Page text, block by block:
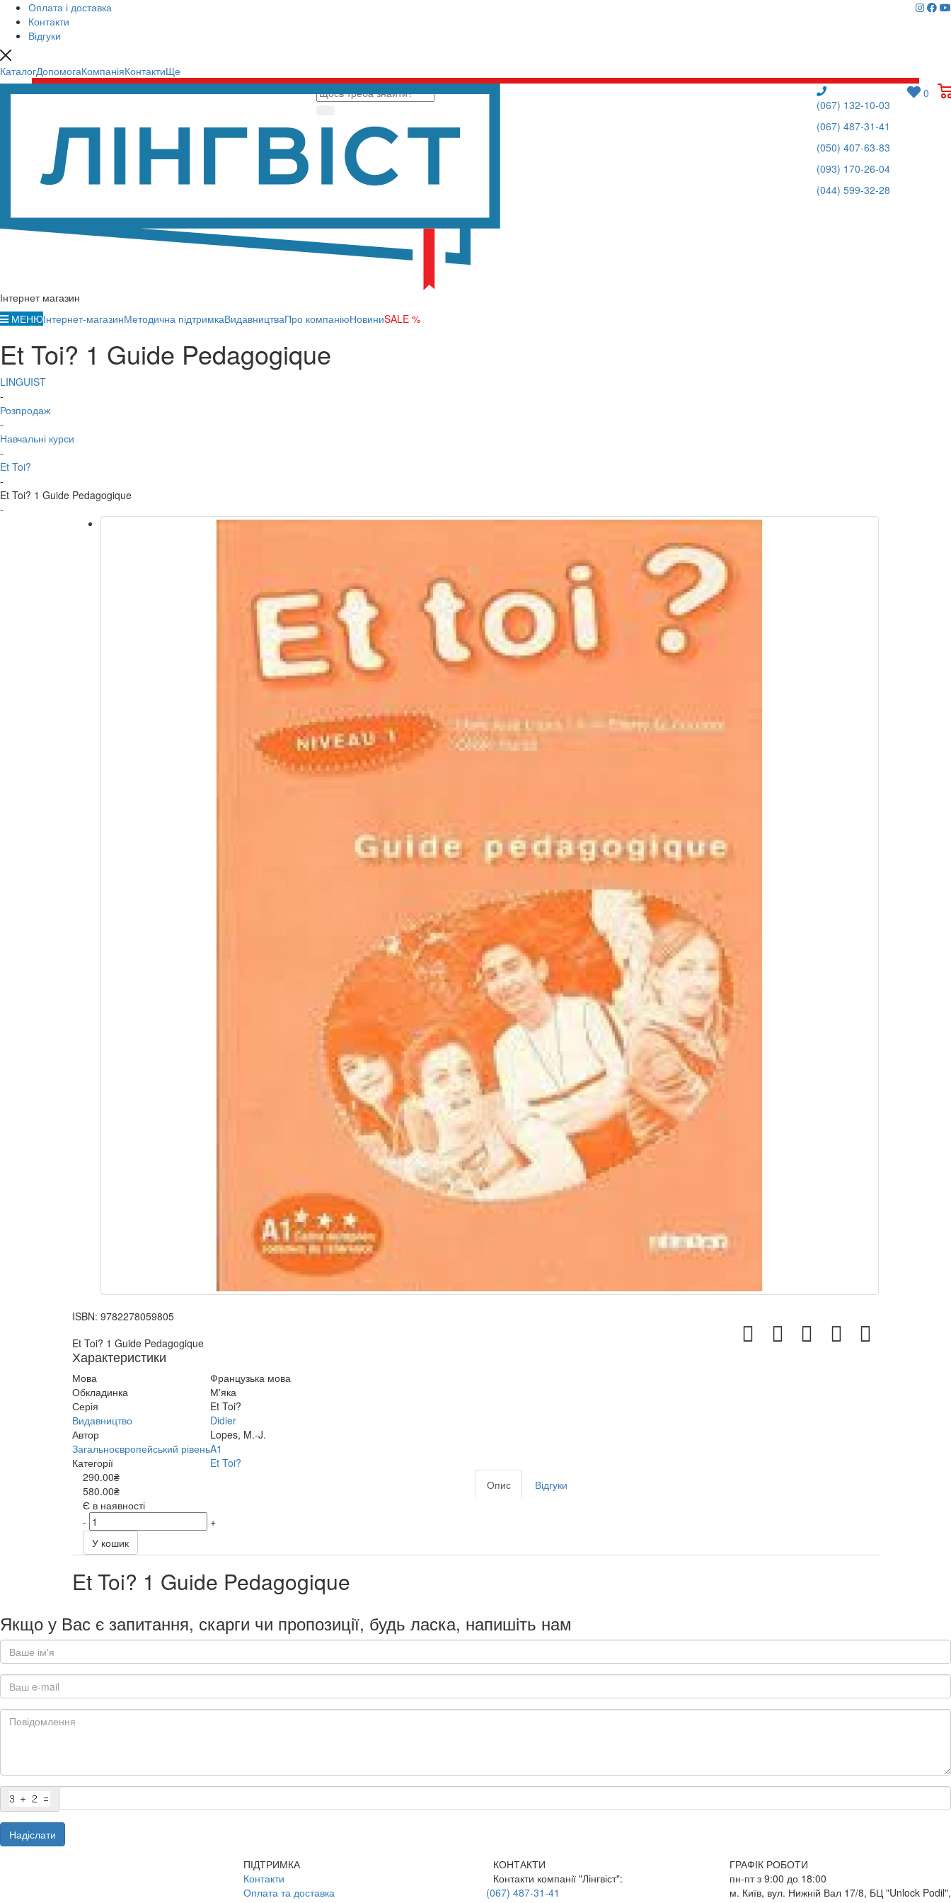
Оплата і доставка
Контакти
Відгуки
КаталогДопомогаКомпаніяКонтактиЩе
Інтернет магазин
0
(067) 132-10-03
(067) 487-31-41
(050) 407-63-83
(093) 170-26-04
(044) 599-32-28
МЕНЮІнтернет-магазинМетодична підтримкаВидавництваПро компаніюНовиниSALE %
Et Toi? 1 Guide Pedagogique
LINGUIST
-
Розпродаж
-
Навчальні курси
-
Et Toi?
-
Et Toi? 1 Guide Pedagogique
-
ISBN: 9782278059805
Et Toi? 1 Guide Pedagogique
Характеристики
Мова
Французька мова
Обкладинка
М'яка
Серія
Et Toi?
Видавництво
Didier
Автор
Lopes, M.-J.
Загальноєвропейський рівеньA1
Категорії
Et Toi?
290.00₴
580.00₴
Є в наявності
-
+
У кошик
Опис Відгуки
Et Toi? 1 Guide Pedagogique
Якщо у Вас є запитання, скарги чи пропозиції, будь ласка, напишіть нам
Надіслати
ПІДТРИМКА
Контакти
Оплата та доставка
КОНТАКТИ
Контакти компанії "Лінгвіст":
(067) 487-31-41
ГРАФІК РОБОТИ
пн-пт з 9:00 до 18:00
м. Київ, вул. Нижній Вал 17/8, БЦ "Unlock Podil",